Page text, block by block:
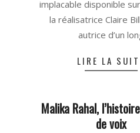
implacable disponible
la réalisatrice Claire
autrice d’un
LIRE LA
Malika Rahal,
de voix